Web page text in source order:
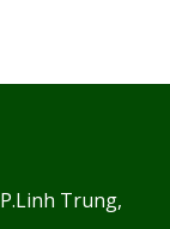
Trung,